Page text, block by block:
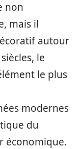
non
mais il
autour
le
le plus
modernes
du
économique.